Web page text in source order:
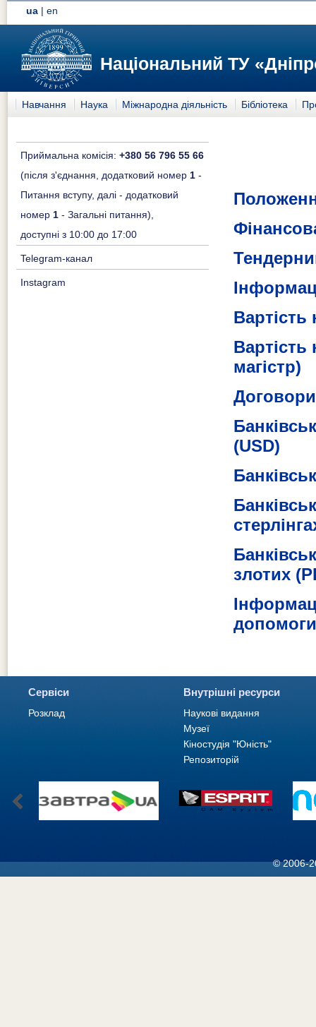
ua |en
Національний ТУ
Навчання Наука Міжнародна діяльність Бібліотека
Приймальна комісія: +380 56 796 55 66
(після з'єднання, додатковий номер 1 -
Питання вступу, далі - додатковий
номер 1 - Загальні питання),
доступні з 10:00 до 17:00
Telegram-канал
Instagram
магістр)
Договори
(USD)
злотих
Сервіси
Розклад
Внутрішні ресурси
Наукові видання
Музеї
Кіностудія "Юність"
Репозиторій
© 2006-